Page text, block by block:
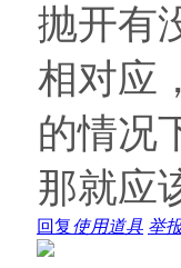
抛开有
相对应
的情况
那就应
回复使用道具 举